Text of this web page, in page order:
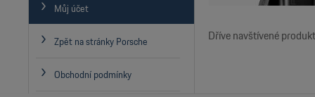
Dříve navštívené
Můj účet
Zpět na stránky Porsche
Obchodní podmínky